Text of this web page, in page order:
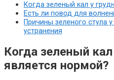
Когда зеленый кал у
Есть ли повод для
Причины зеленого стула
устранения
Когда зеленый кал
является нормой?